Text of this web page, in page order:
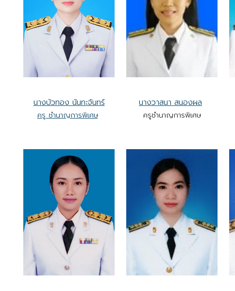
นางบัวทอง นันทะจันทร์
ครู ชำนาญการพิเศษ
นางวาสนา สนองผล
ครูชำนาญการพิเศษ